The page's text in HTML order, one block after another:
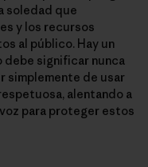
soledad que
y los recursos
al público. Hay un
debe significar nunca
simplemente de usar
alentando a
para proteger estos